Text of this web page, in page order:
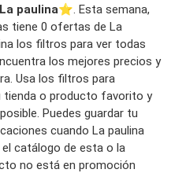
paulina⭐️. Esta semana,
tiene 0 ofertas de La
los filtros para ver todas
los mejores precios y
Usa los filtros para
o producto favorito y
Puedes guardar tu
cuando La paulina
catálogo de esta o la
no está en promoción